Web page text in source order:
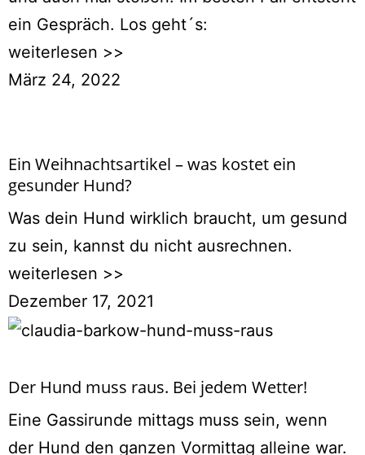
ein Gespräch. Los geht´s:
weiterlesen >>
März 24, 2022
Ein Weihnachtsartikel – was kostet ein
gesunder Hund?
Was dein Hund wirklich braucht, um gesund
zu sein, kannst du nicht ausrechnen.
weiterlesen >>
Dezember 17, 2021
Der Hund muss raus. Bei jedem Wetter!
Eine Gassirunde mittags muss sein, wenn
der Hund den ganzen Vormittag alleine war.